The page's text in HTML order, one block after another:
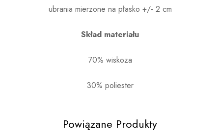
ubrania mierzone na płasko +/- 2 cm
Skład materiału
70% wiskoza
30% poliester
Powiązane Produkty